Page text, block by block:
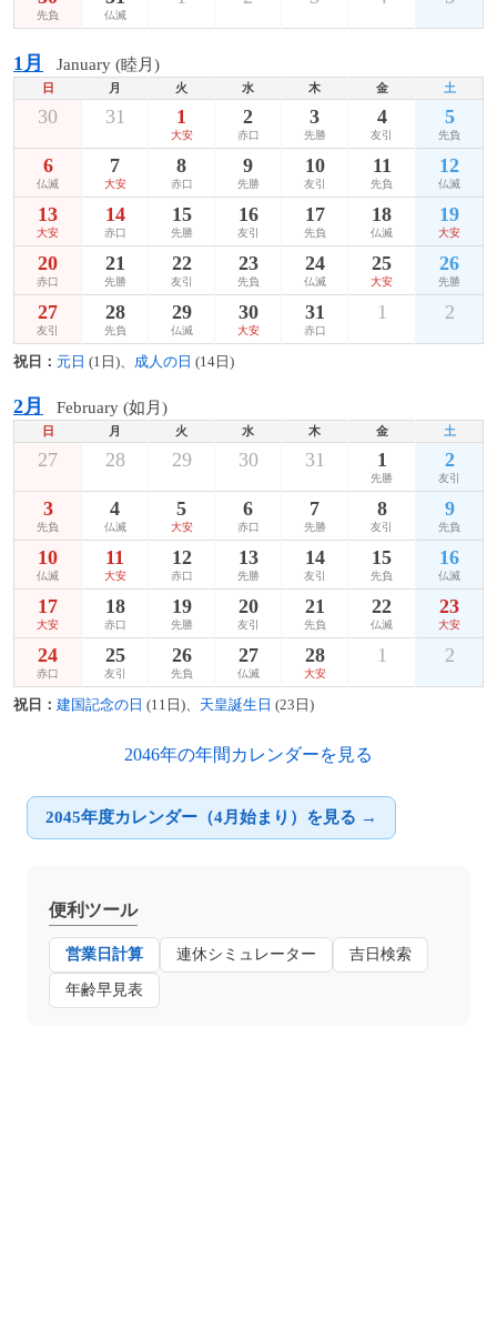
先負 仏滅
1月 January (睦月)
日 月 火 水 木 金 土
30 31 1
大安
2
赤口
3
先勝
4
友引
5
先負
6
仏滅
7
大安
8
赤口
9
先勝
10
友引
11
先負
12
仏滅
13
大安
14
赤口
15
先勝
16
友引
17
先負
18
仏滅
19
大安
20
赤口
21
先勝
22
友引
23
先負
24
仏滅
25
大安
26
先勝
27
友引
28
先負
29
仏滅
30
大安
31
赤口
1 2
祝日： 元日 (1日)、 成人の日 (14日)
2月 February (如月)
日 月 火 水 木 金 土
27 28 29 30 31 1
先勝
2
友引
3
先負
4
仏滅
5
大安
6
赤口
7
先勝
8
友引
9
先負
10
仏滅
11
大安
12
赤口
13
先勝
14
友引
15
先負
16
仏滅
17
大安
18
赤口
19
先勝
20
友引
21
先負
22
仏滅
23
大安
24
赤口
25
友引
26
先負
27
仏滅
28
大安
1 2
祝日： 建国記念の日 (11日)、 天皇誕生日 (23日)
2046年の年間カレンダーを見る
2045年度カレンダー（4月始まり）を見る →
便利ツール
営業日計算 連休シミュレーター 吉日検索
年齢早見表